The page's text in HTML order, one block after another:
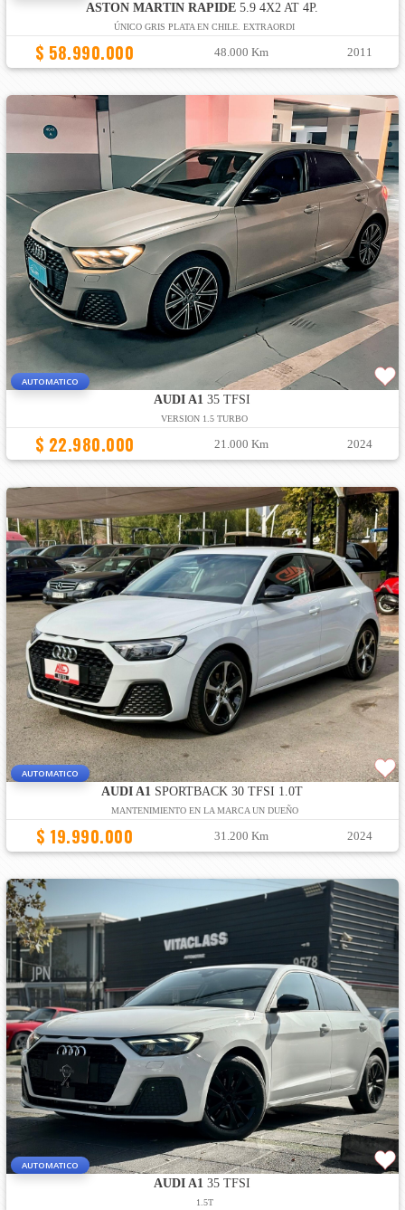
ASTON MARTIN RAPIDE 5.9 4X2 AT 4P.
ÚNICO GRIS PLATA EN CHILE. EXTRAORDI
$ 58.990.000 48.000 Km 2011
AUTOMATICO
AUDI A1 35 TFSI
VERSION 1.5 TURBO
$ 22.980.000 21.000 Km 2024
AUTOMATICO
AUDI A1 SPORTBACK 30 TFSI 1.0T
MANTENIMIENTO EN LA MARCA UN DUEÑO
$ 19.990.000 31.200 Km 2024
AUTOMATICO
AUDI A1 35 TFSI
1.5T